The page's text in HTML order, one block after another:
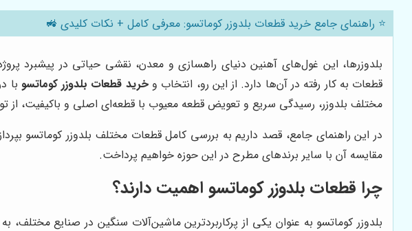
⭐️ راهنمای جامع خرید قطعات بلدوزر کوماتسو: معرفی کامل + نکات کلیدی 🚜
بلدوزرها، این غول‌های آهنین دنیای راهسازی و معدن، نقشی حیاتی در پیشبرد
قطعات به کار رفته در آن‌ها دارد. از این رو، انتخاب وخرید قطعات بلدوزر کوماتسو با
مختلف بلدوزر، رسیدگی سریع و تعویض قطعه معیوب با قطعه‌ای اصلی و باکیفیت، از
در این راهنمای جامع، قصد داریم به بررسی کامل قطعات مختلف بلدوزر کوماتسو
مقایسه آن با سایر برندهای مطرح در این حوزه خواهیم پرداخت.
چرا قطعات بلدوزر کوماتسو اهمیت دارند؟
بلدوزر کوماتسو به عنوان یکی از پرکاربردترین ماشین‌آلات سنگین در صنایع